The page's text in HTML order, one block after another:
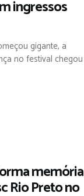
ingressos
gigante, a
no festival chegou
memória
Rio Preto no